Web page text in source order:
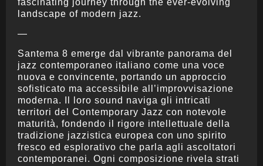
landscape of modern jazz.
—
Santema 8 emerge dal vibrante panorama del
jazz contemporaneo italiano come una voce
nuova e convincente, portando un approccio
sofisticato ma accessibile all’improvvisazione
moderna. Il loro sound naviga gli intricati
territori del Contemporary Jazz con notevole
maturità, fondendo il rigore intellettuale della
tradizione jazzistica europea con uno spirito
fresco ed esplorativo che parla agli ascoltatori
contemporanei. Ogni composizione rivela strati